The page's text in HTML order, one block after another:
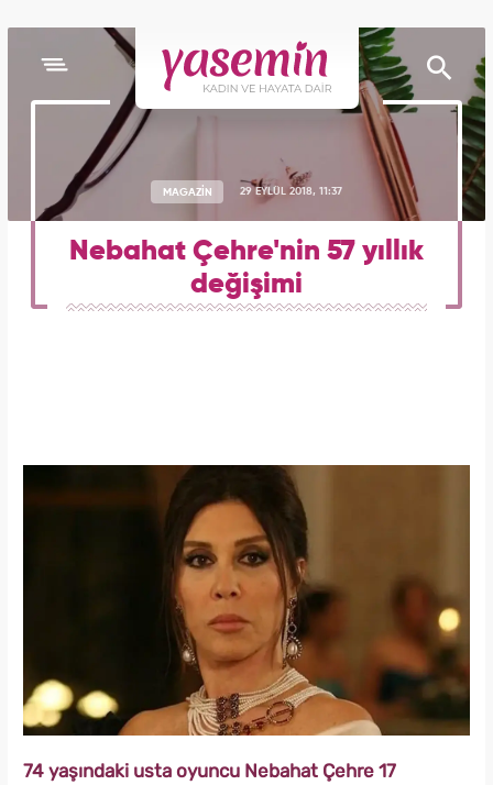
MAGAZİN 29 EYLÜL 2018, 11:37
Nebahat Çehre'nin 57 yıllık
değişimi
74 yaşındaki usta oyuncu Nebahat Çehre 17